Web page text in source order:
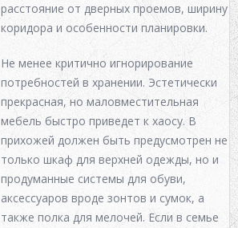
расстояние от дверных проемов, ширину
коридора и особенности планировки.
Не менее критично игнорирование
потребностей в хранении. Эстетически
прекрасная, но маловместительная
мебель быстро приведет к хаосу. В
прихожей должен быть предусмотрен не
только шкаф для верхней одежды, но и
продуманные системы для обуви,
аксессуаров вроде зонтов и сумок, а
также полка для мелочей. Если в семье